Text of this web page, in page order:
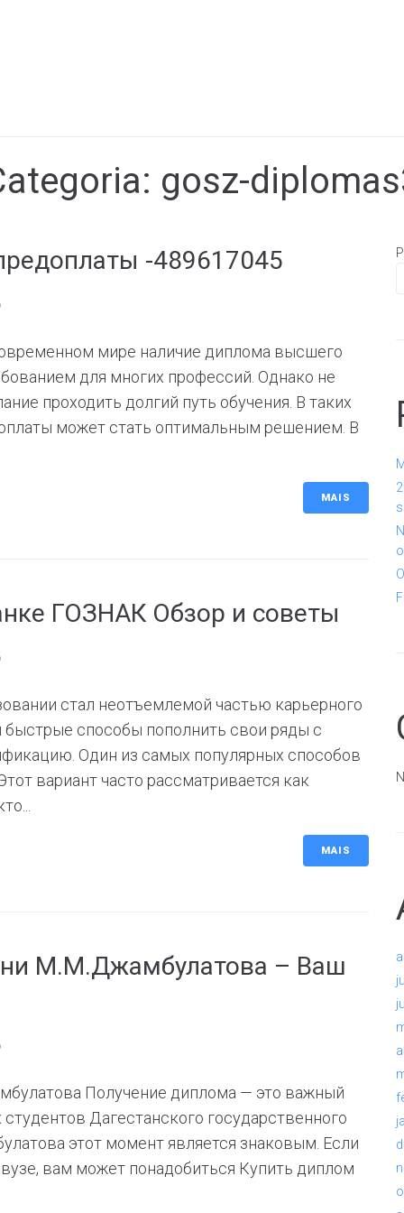
gosz-
-489617045
мире наличие диплома высшего
для многих профессий. Однако не
проходить долгий путь обучения. В таких
может стать оптимальным решением. В
MAIS
ГОЗНАК Обзор и советы
стал неотъемлемой частью карьерного
способы пополнить свои ряды с
Один из самых популярных способов
вариант часто рассматривается как
MAIS
М.М.Джамбулатова – Ваш
Получение диплома — это важный
Дагестанского государственного
этот момент является знаковым. Если
вам может понадобиться Купить диплом